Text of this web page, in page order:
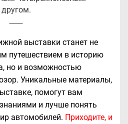
другом.
выставки станет не
путешествием в историю
но и возможностью
Уникальные материалы,
помогут вам
и лучше понять
автомобилей. Приходите, и